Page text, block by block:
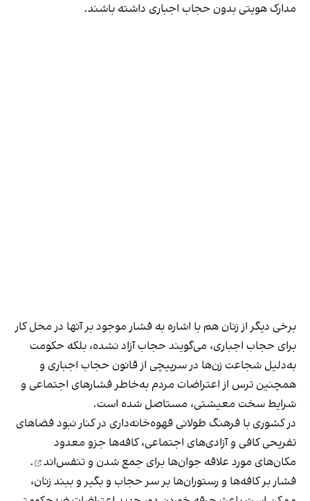
مدارک هویتی بدون حجاب اجباری داشته باشند.
برخی دیگر از زنان هم با اشاره به فشار موجود بر آنها در محل کار
برای حجاب اجباری، می‌گویند حجاب آزاد نشده، بلکه حکومت
به‌دلیل شجاعت زن‌ها در سرپیچی از قانون حجاب اجباری و
همچنین ترس از اعتراضات مردم به‌خاطر فشارهای اجتماعی و
شرایط سخت معیشتی، مستاصل شده است.
در کشوری با فرهنگ طولانی قهوه‌‌خانه‌داری در کنار نبود فضاهای
تفریحی کافی و آزادی‌های اجتماعی، کافه‌ها جزو معدود
مکان‌های مورد علاقه جوان‌ها برای جمع شدن و تنفس‌اند
.
فشار بر کافه‌ها و رستوران‌ها بر سر حجاب و بگیر و ببند زنان،